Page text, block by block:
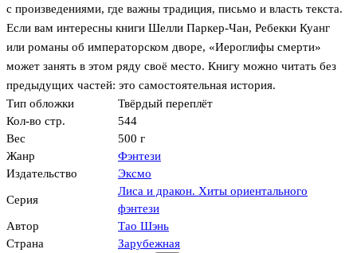
с произведениями, где важны традиция, письмо и власть текста.
Если вам интересны книги Шелли Паркер-Чан, Ребекки Куанг
или романы об императорском дворе, «Иероглифы смерти»
может занять в этом ряду своё место. Книгу можно читать без
предыдущих частей: это самостоятельная история.
Тип обложки
Твёрдый переплёт
Кол-во стр.
544
Вес
500 г
Жанр
Фэнтези
Издательство
Эксмо
Серия
Лиса и дракон. Хиты ориентального
фэнтези
Автор
Тао Шэнь
Страна
Зарубежная